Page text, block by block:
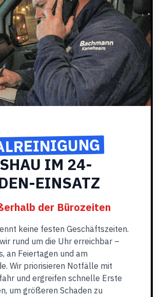
IM 24-
EINSATZ
der Bürozeiten
keine festen Geschäftszeiten.
rund um die Uhr erreichbar –
an Feiertagen und am
Wir priorisieren Notfälle mit
und ergreifen schnelle Erste
um größeren Schaden zu